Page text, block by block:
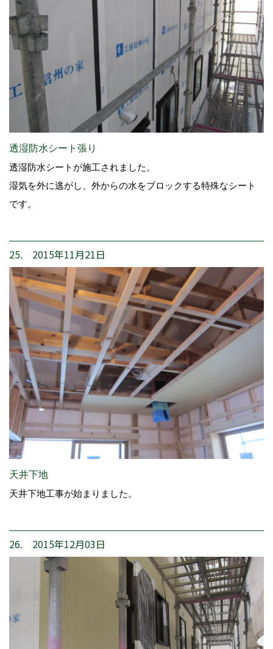
透湿防水シート張り
透湿防水シートが施工されました。
湿気を外に逃がし、外からの水をブロックする特殊なシート
です。
25. 2015年11月21日
天井下地
天井下地工事が始まりました。
26. 2015年12月03日